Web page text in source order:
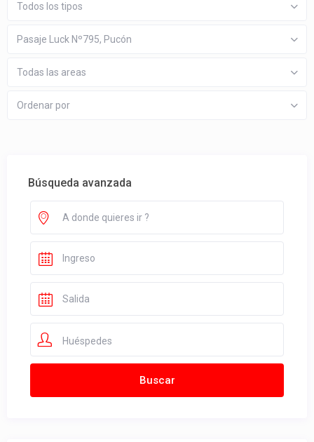
Todos los tipos
Pasaje Luck Nº795, Pucón
Todas las areas
Ordenar por
Búsqueda avanzada
Huéspedes